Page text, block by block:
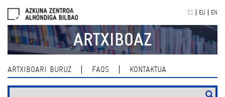
navigation
ES EU EN
ARTXIBOAZ
ARTXIBOARI BURUZ FAQS KONTAKTUA